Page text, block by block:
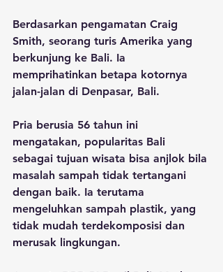
Berdasarkan pengamatan Craig
Smith, seorang turis Amerika yang
berkunjung ke Bali. Ia
memprihatinkan betapa kotornya
jalan-jalan di Denpasar, Bali.
Pria berusia 56 tahun ini
mengatakan, popularitas Bali
sebagai tujuan wisata bisa anjlok bila
masalah sampah tidak tertangani
dengan baik. Ia terutama
mengeluhkan sampah plastik, yang
tidak mudah terdekomposisi dan
merusak lingkungan.